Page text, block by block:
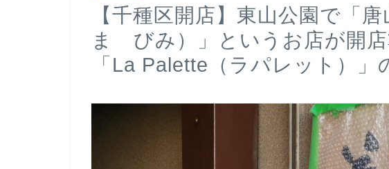
【千種区開店】東山公園で「
ま びみ）」というお店が開店
「La Palette（ラパレット）」